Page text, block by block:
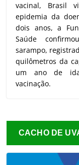
vacinal, Brasil
epidemia da
dois anos, a
Saúde
sarampo,
quilômetros da
um ano de
vacinação.
CACHO DE